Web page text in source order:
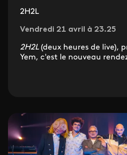
2H2L
Vendredi 21 avril à 23.25
2H2L(deux heures de live),
Yem, c'est le nouveau